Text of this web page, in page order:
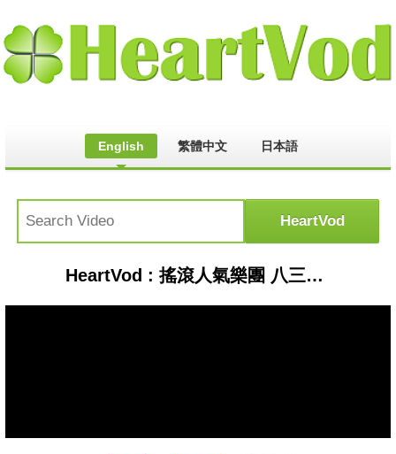
English 繁體中文 日本語
HeartVod : 搖滾人氣樂團 八三夭來了 星鮮話 20180130 (完整版)